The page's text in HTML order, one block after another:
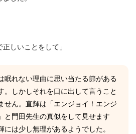
しいことをして」
眠れない理由に思い当たる節がある
。しかしそれを口に出して言うこと
せん。直輝は「エンジョイ！エンジ
と門田先生の真似をして見せます
には少し無理があるようでした。